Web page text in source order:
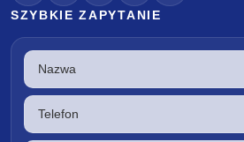
SZYBKIE ZAPYTANIE